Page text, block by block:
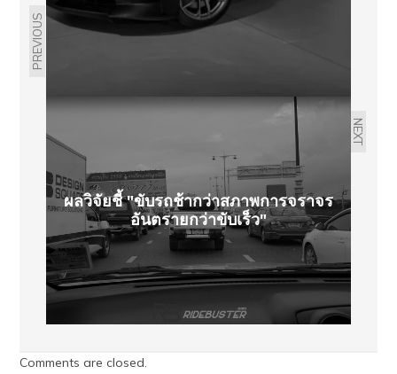
PREVIOUS
NEXT
ผลวิจัยชี้ "ขับรถช้ากว่าสภาพการจราจร
อันตรายกว่าขับเร็ว"
Comments are closed.